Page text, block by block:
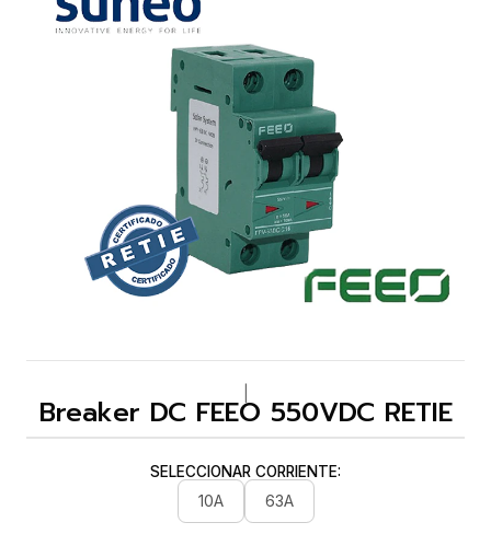
Breaker DC FEEO 550VDC RETIE
SELECCIONAR CORRIENTE:
10A 63A